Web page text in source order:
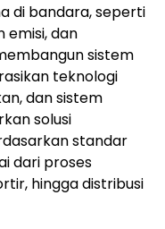
di bandara, seperti
emisi, dan
sistem
teknologi
dan sistem
solusi
standar
dari proses
hingga distribusi